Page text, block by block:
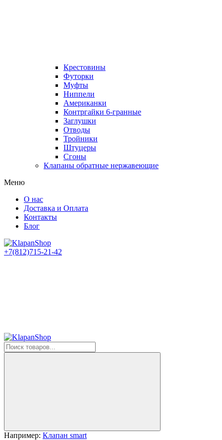
Крестовины
Футорки
Муфты
Ниппели
Американки
Контргайки 6-гранные
Заглушки
Отводы
Тройники
Штуцеры
Сгоны
Клапаны обратные нержавеющие
Меню
О нас
Доставка и Оплата
Контакты
Блог
+7(812)715-21-42
Например: Клапан smart